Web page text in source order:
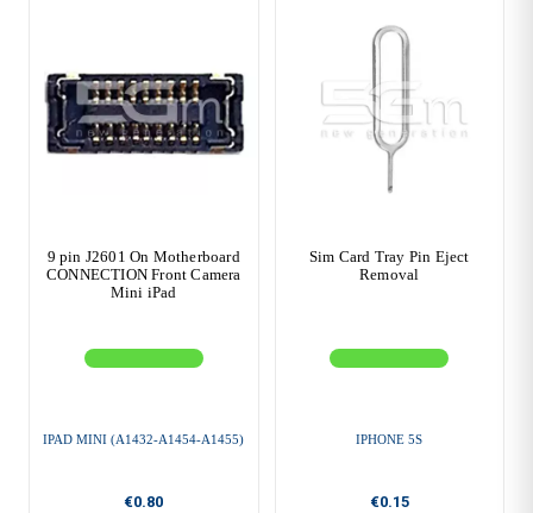
9 pin J2601 On Motherboard
CONNECTION Front Camera
Mini iPad
IPAD MINI (A1432-A1454-A1455)
€0.80
Sim Card Tray Pin Eject
Removal
IPHONE 5S
€0.15